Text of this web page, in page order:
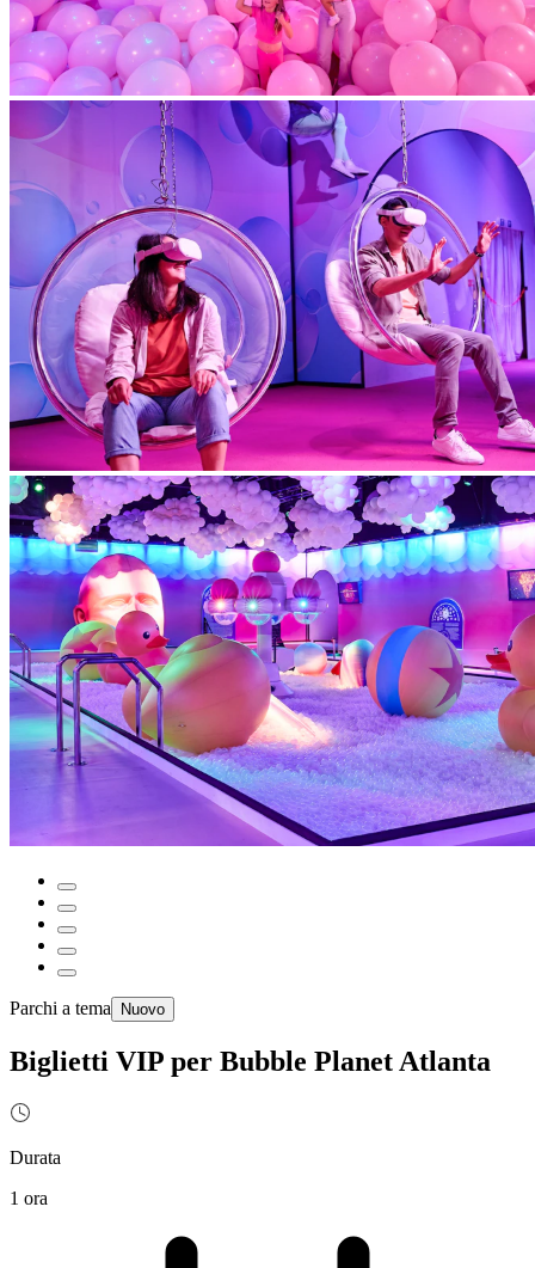
Parchi a tema Nuovo
Biglietti VIP per Bubble Planet Atlanta
Durata
1 ora